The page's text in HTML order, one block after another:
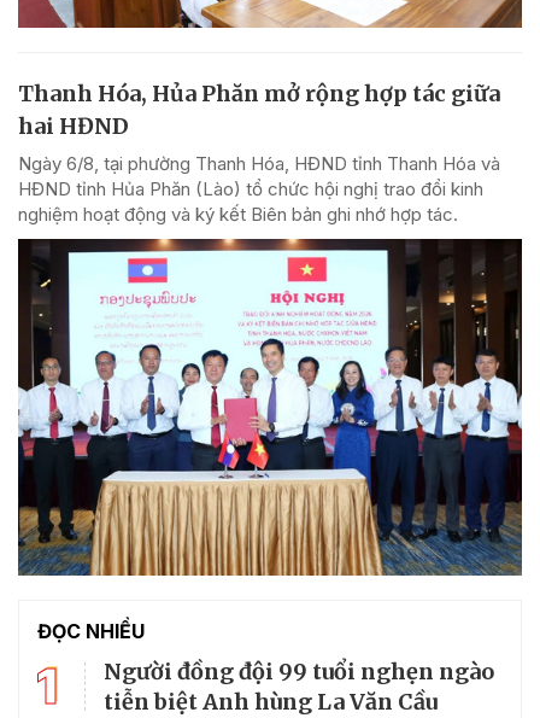
Thanh Hóa, Hủa Phăn mở rộng hợp tác giữa
hai HĐND
Ngày 6/8, tại phường Thanh Hóa, HĐND tỉnh Thanh Hóa và
HĐND tỉnh Hủa Phăn (Lào) tổ chức hội nghị trao đổi kinh
nghiệm hoạt động và ký kết Biên bản ghi nhớ hợp tác.
ĐỌC NHIỀU
1
Người đồng đội 99 tuổi nghẹn ngào
tiễn biệt Anh hùng La Văn Cầu